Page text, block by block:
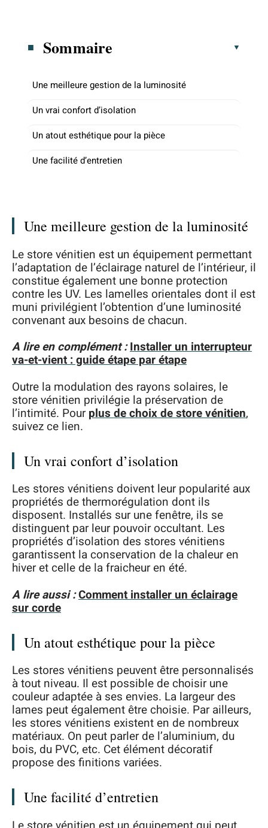
Sommaire
Une meilleure gestion de la luminosité
Un vrai confort d’isolation
Un atout esthétique pour la pièce
Une facilité d’entretien
Une meilleure gestion de la luminosité
Le store vénitien est un équipement permettant
l’adaptation de l’éclairage naturel de l’intérieur, il
constitue également une bonne protection
contre les UV. Les lamelles orientales dont il est
muni privilégient l’obtention d’une luminosité
convenant aux besoins de chacun.
A lire en complément :Installer un interrupteur
va-et-vient : guide étape par étape
Outre la modulation des rayons solaires, le
store vénitien privilégie la préservation de
l’intimité. Pourplus de choix destore vénitien,
suivez ce lien.
Un vrai confort d’isolation
Les stores vénitiens doivent leur popularité aux
propriétés de thermorégulation dont ils
disposent. Installés sur une fenêtre, ils se
distinguent par leur pouvoir occultant. Les
propriétés d’isolation des stores vénitiens
garantissent la conservation de la chaleur en
hiver et celle de la fraicheur en été.
A lire aussi :Comment installer un éclairage
sur corde
Un atout esthétique pour la pièce
Les stores vénitiens peuvent être personnalisés
à tout niveau. Il est possible de choisir une
couleur adaptée à ses envies. La largeur des
lames peut également être choisie. Par ailleurs,
les stores vénitiens existent en de nombreux
matériaux. On peut parler de l’aluminium, du
bois, du PVC, etc. Cet élément décoratif
propose des finitions variées.
Une facilité d’entretien